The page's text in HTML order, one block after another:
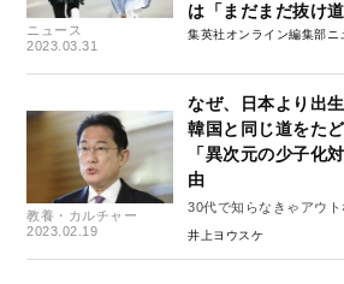
ニュース
2023.03.31
は「まだまだ抜け
集英社オンライン編集部ニ
教養・カルチャー
2023.02.19
なぜ、日本より出
韓国と同じ道をた
「異次元の少子化
由
30代で知らなきゃアウ
井上ヨウスケ